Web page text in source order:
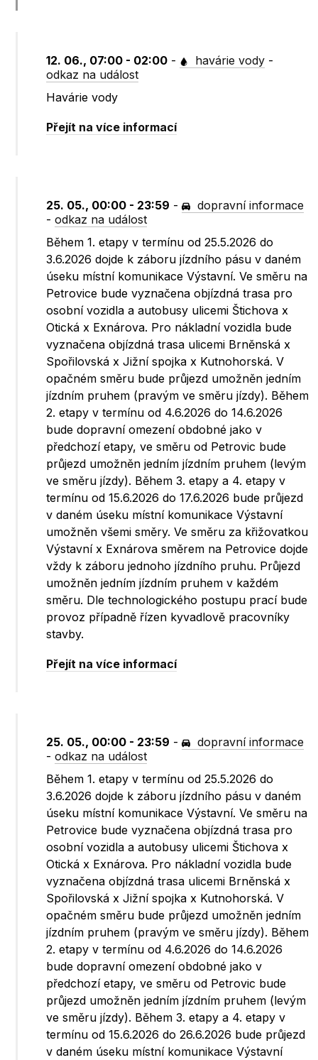
12. 06., 07:00 - 02:00 - havárie vody -
odkaz na událost
Havárie vody
Přejít na více informací
25. 05., 00:00 - 23:59 -
dopravní informace
-odkaz na událost
Během 1. etapy v termínu od 25.5.2026 do
3.6.2026 dojde k záboru jízdního pásu v daném
úseku místní komunikace Výstavní. Ve směru na
Petrovice bude vyznačena objízdná trasa pro
osobní vozidla a autobusy ulicemi Štichova x
Otická x Exnárova. Pro nákladní vozidla bude
vyznačena objízdná trasa ulicemi Brněnská x
Spořilovská x Jižní spojka x Kutnohorská. V
opačném směru bude průjezd umožněn jedním
jízdním pruhem (pravým ve směru jízdy). Během
2. etapy v termínu od 4.6.2026 do 14.6.2026
bude dopravní omezení obdobné jako v
předchozí etapy, ve směru od Petrovic bude
průjezd umožněn jedním jízdním pruhem (levým
ve směru jízdy). Během 3. etapy a 4. etapy v
termínu od 15.6.2026 do 17.6.2026 bude průjezd
v daném úseku místní komunikace Výstavní
umožněn všemi směry. Ve směru za křižovatkou
Výstavní x Exnárova směrem na Petrovice dojde
vždy k záboru jednoho jízdního pruhu. Průjezd
umožněn jedním jízdním pruhem v každém
směru. Dle technologického postupu prací bude
provoz případně řízen kyvadlově pracovníky
stavby.
Přejít na více informací
25. 05., 00:00 - 23:59 -
dopravní informace
-odkaz na událost
Během 1. etapy v termínu od 25.5.2026 do
3.6.2026 dojde k záboru jízdního pásu v daném
úseku místní komunikace Výstavní. Ve směru na
Petrovice bude vyznačena objízdná trasa pro
osobní vozidla a autobusy ulicemi Štichova x
Otická x Exnárova. Pro nákladní vozidla bude
vyznačena objízdná trasa ulicemi Brněnská x
Spořilovská x Jižní spojka x Kutnohorská. V
opačném směru bude průjezd umožněn jedním
jízdním pruhem (pravým ve směru jízdy). Během
2. etapy v termínu od 4.6.2026 do 14.6.2026
bude dopravní omezení obdobné jako v
předchozí etapy, ve směru od Petrovic bude
průjezd umožněn jedním jízdním pruhem (levým
ve směru jízdy). Během 3. etapy a 4. etapy v
termínu od 15.6.2026 do 26.6.2026 bude průjezd
v daném úseku místní komunikace Výstavní